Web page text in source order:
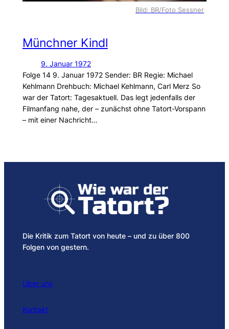
Bild: BR/Foto Sessner
Münchner Kindl
9. Januar 1972
Folge 14 9. Januar 1972 Sender: BR Regie: Michael
Kehlmann Drehbuch: Michael Kehlmann, Carl Merz So
war der Tatort: Tagesaktuell. Das legt jedenfalls der
Filmanfang nahe, der – zunächst ohne Tatort-Vorspann
– mit einer Nachricht…
Die Kritik zum Tatort von heute – und zu über 800
Folgen von gestern.
Über uns
Kontakt